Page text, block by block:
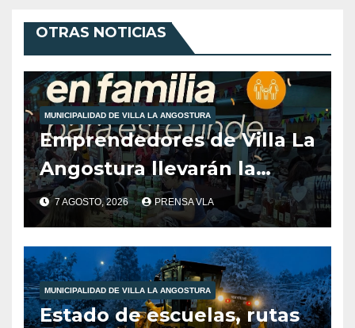
OTRAS NOTICIAS
MUNICIPALIDAD DE VILLA LA ANGOSTURA
Emprendedores de Villa La
Angostura llevarán la
producción local a Tienda
de Sabores.
7 AGOSTO, 2026 PRENSA VLA
MUNICIPALIDAD DE VILLA LA ANGOSTURA
Estado de escuelas, rutas